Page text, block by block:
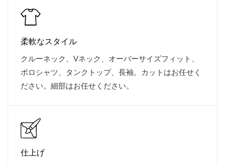
柔軟なスタイル
クルーネック、Vネック、オーバーサイズフィット、
ポロシャツ、タンクトップ、長袖。カットはお任せく
ださい。細部はお任せください。
仕上げ